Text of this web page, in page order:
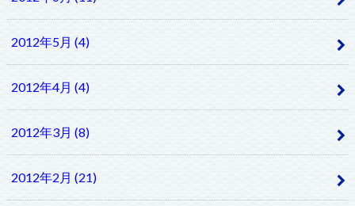
2012年5月 (4)
2012年4月 (4)
2012年3月 (8)
2012年2月 (21)